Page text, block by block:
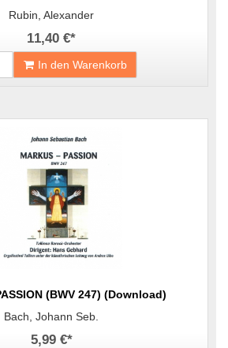
Rubin, Alexander
11,40 €*
In den Warenkorb
(BWV 247) (Download)
Bach, Johann Seb.
5,99 €*